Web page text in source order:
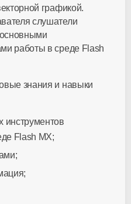
графикой.
слушатели
основными
работы в среде Flash
знания и навыки
инструментов
Flash MX;